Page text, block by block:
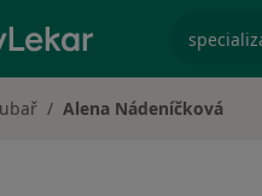
Alena Nádeníčková